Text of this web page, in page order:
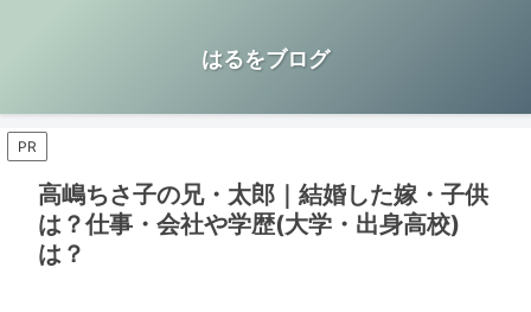
はるをブログ
PR
高嶋ちさ子の兄・太郎｜結婚した嫁・子供
は？仕事・会社や学歴(大学・出身高校)
は？